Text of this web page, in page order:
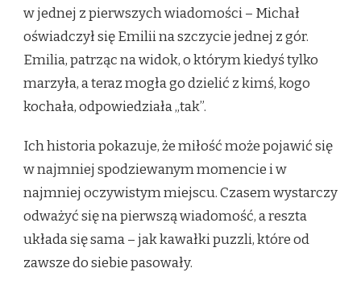
w jednej z pierwszych wiadomości – Michał
oświadczył się Emilii na szczycie jednej z gór.
Emilia, patrząc na widok, o którym kiedyś tylko
marzyła, a teraz mogła go dzielić z kimś, kogo
kochała, odpowiedziała „tak”.
Ich historia pokazuje, że miłość może pojawić się
w najmniej spodziewanym momencie i w
najmniej oczywistym miejscu. Czasem wystarczy
odważyć się na pierwszą wiadomość, a reszta
układa się sama – jak kawałki puzzli, które od
zawsze do siebie pasowały.